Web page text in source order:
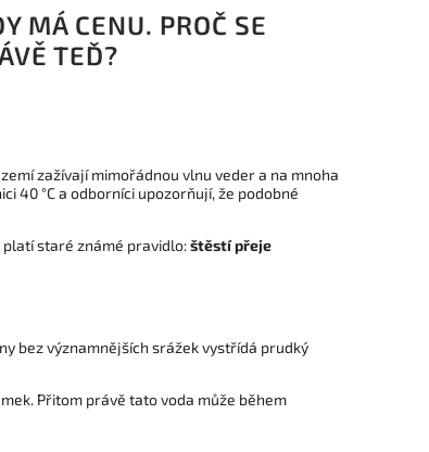
MÁ CENU. PROČ SE
TEĎ?
zažívají mimořádnou vlnu veder a na mnoha
40 °C a odborníci upozorňují, že podobné
staré známé pravidlo:štěstí přeje
bez významnějších srážek vystřídá prudký
Přitom právě tato voda může během